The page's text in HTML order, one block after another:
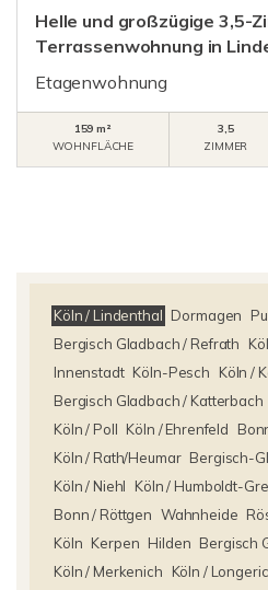
Helle und großzügige 3,5-
Terrassenwohnung in
Etagenwohnung
159 m²
WOHNFLÄCHE
3,5
ZIMMER
Köln / Lindenthal Dormagen
Bergisch Gladbach / Refrath
Innenstadt Köln-Pesch Köln /
Bergisch Gladbach / Katterbach
Köln / Poll Köln / Ehrenfeld
Köln / Rath/Heumar Bergisch-
Köln / Niehl
Köln / Humboldt-
Bonn / Röttgen Wahnheide
Köln Kerpen Hilden Bergisch
Köln / Merkenich
Köln /